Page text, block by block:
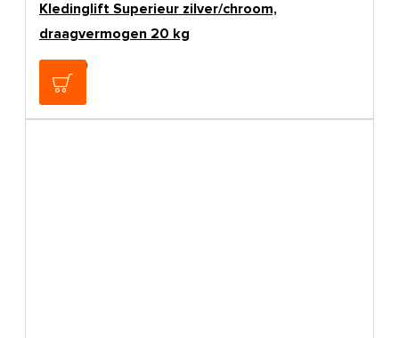
Kledinglift Superieur zilver/chroom,
draagvermogen 20 kg
€169,00